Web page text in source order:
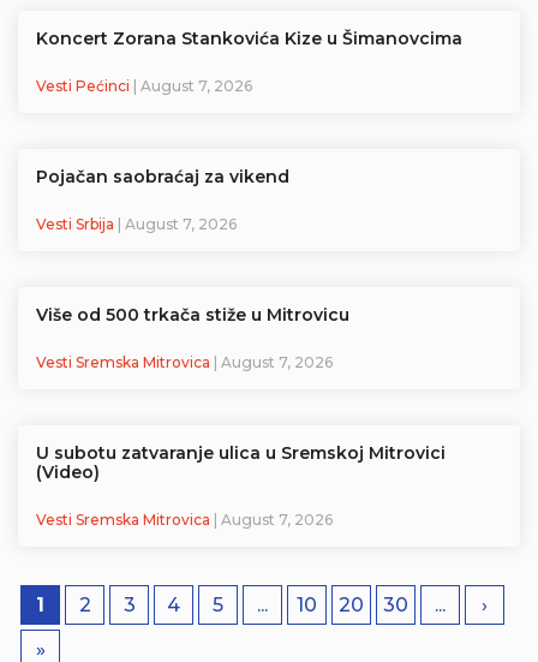
Koncert Zorana Stankovića Kize u Šimanovcima
Vesti Pećinci | August 7, 2026
Pojačan saobraćaj za vikend
Vesti Srbija | August 7, 2026
Više od 500 trkača stiže u Mitrovicu
Vesti Sremska Mitrovica | August 7, 2026
U subotu zatvaranje ulica u Sremskoj Mitrovici
(Video)
Vesti Sremska Mitrovica | August 7, 2026
1 2 3 4 5 ... 10 20 30 ...
›
»